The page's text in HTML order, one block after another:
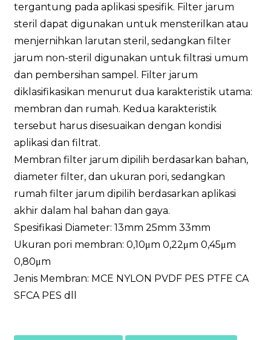
tergantung pada aplikasi spesifik. Filter jarum
steril dapat digunakan untuk mensterilkan atau
menjernihkan larutan steril, sedangkan filter
jarum non-steril digunakan untuk filtrasi umum
dan pembersihan sampel. Filter jarum
diklasifikasikan menurut dua karakteristik utama:
membran dan rumah. Kedua karakteristik
tersebut harus disesuaikan dengan kondisi
aplikasi dan filtrat.
Membran filter jarum dipilih berdasarkan bahan,
diameter filter, dan ukuran pori, sedangkan
rumah filter jarum dipilih berdasarkan aplikasi
akhir dalam hal bahan dan gaya.
Spesifikasi Diameter: 13mm 25mm 33mm
Ukuran pori membran: 0,10μm 0,22μm 0,45μm
0,80μm
Jenis Membran: MCE NYLON PVDF PES PTFE CA
SFCA PES dll